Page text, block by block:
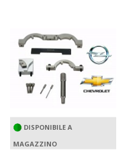
DISPONIBILE A
MAGAZZINO